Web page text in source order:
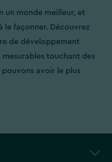
un monde meilleur, et
le façonner. Découvrez
de développement
mesurables touchant des
pouvons avoir le plus